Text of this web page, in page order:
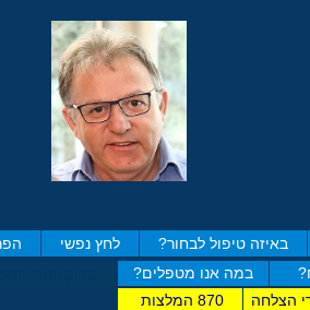
באיזה טיפול לבחור? לחץ נפשי
במה אנו מטפלים?
הצלחה 870 המלצות